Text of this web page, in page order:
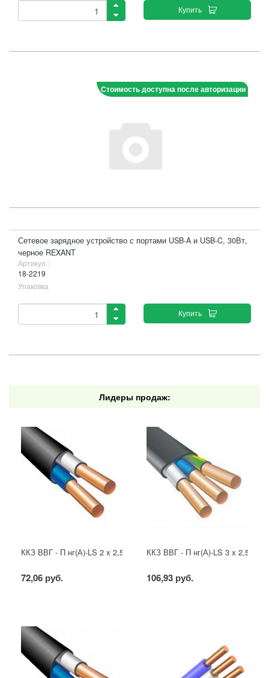
Купить
Стоимость доступна после авторизации
Сетевое зарядное устройство с портами USB-A и USB-C, 30Вт,
черное REXANT
Артикул :
18-2219
Упаковка
Купить
Лидеры продаж:
ККЗ ВВГ - П нг(А)-LS 2 х 2,5 ГОСТ
72,06 руб.
ККЗ ВВГ - П нг(А)-LS 3 х 2,5
106,93 руб.